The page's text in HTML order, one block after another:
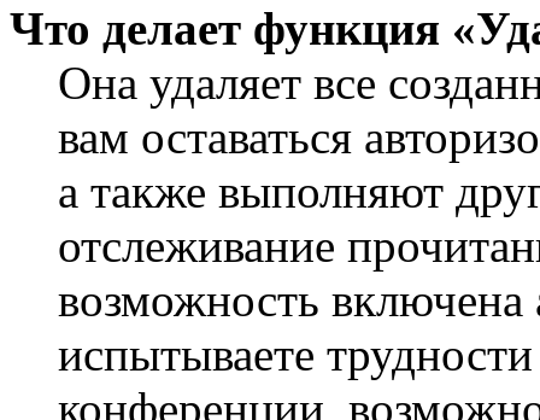
Что делает функция
Она удаляет все
вам оставаться
а также выполняют
отслеживание
возможность
испытываете
конференции,